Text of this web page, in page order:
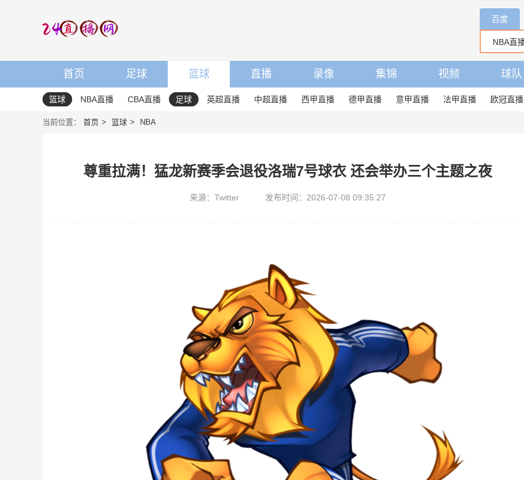
百度
首页 足球 篮球 直播 录像 集锦 视频 球队
篮球 NBA直播 CBA直播 足球 英超直播 中超直播 西甲直播 德甲直播 意甲直播 法甲直播 欧冠直播
当前位置： 首页 篮球 NBA
尊重拉满！猛龙新赛季会退役洛瑞7号球衣 还会举办三个主题之夜
来源：Twitter 发布时间：2026-07-08 09:35:27